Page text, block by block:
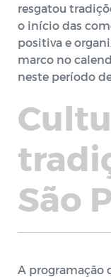
resgatou
o início das
positiva e
marco no
neste período
São
A programação